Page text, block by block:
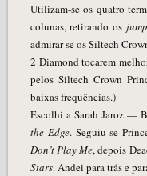
Utilizam-se os quatro
colunas, retirando os
admirar se os Siltech
2 Diamond tocarem
pelos Siltech Crown
baixas frequências.)
Escolhi a Sarah Jaroz —
the Edge. Seguiu-se
Don’t Play Me, depois
Stars. Andei para trás e